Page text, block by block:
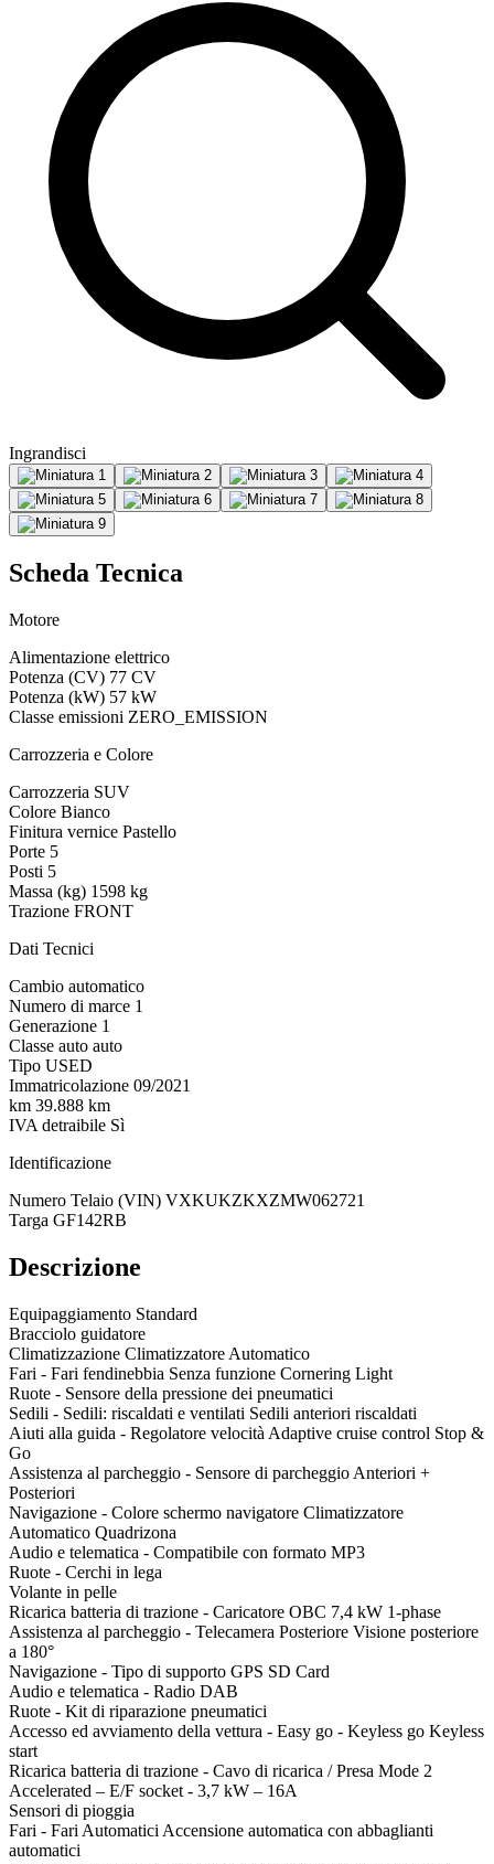
Ingrandisci
Scheda Tecnica
Motore
Alimentazione elettrico
Potenza (CV) 77 CV
Potenza (kW) 57 kW
Classe emissioni ZERO_EMISSION
Carrozzeria e Colore
Carrozzeria SUV
Colore Bianco
Finitura vernice Pastello
Porte 5
Posti 5
Massa (kg) 1598 kg
Trazione FRONT
Dati Tecnici
Cambio automatico
Numero di marce 1
Generazione 1
Classe auto auto
Tipo USED
Immatricolazione 09/2021
km 39.888 km
IVA detraibile Sì
Identificazione
Numero Telaio (VIN) VXKUKZKXZMW062721
Targa GF142RB
Descrizione
Equipaggiamento Standard
Bracciolo guidatore
Climatizzazione Climatizzatore Automatico
Fari - Fari fendinebbia Senza funzione Cornering Light
Ruote - Sensore della pressione dei pneumatici
Sedili - Sedili: riscaldati e ventilati Sedili anteriori riscaldati
Aiuti alla guida - Regolatore velocità Adaptive cruise control Stop &
Go
Assistenza al parcheggio - Sensore di parcheggio Anteriori +
Posteriori
Navigazione - Colore schermo navigatore Climatizzatore
Automatico Quadrizona
Audio e telematica - Compatibile con formato MP3
Ruote - Cerchi in lega
Volante in pelle
Ricarica batteria di trazione - Caricatore OBC 7,4 kW 1-phase
Assistenza al parcheggio - Telecamera Posteriore Visione posteriore
a 180°
Navigazione - Tipo di supporto GPS SD Card
Audio e telematica - Radio DAB
Ruote - Kit di riparazione pneumatici
Accesso ed avviamento della vettura - Easy go - Keyless go Keyless
start
Ricarica batteria di trazione - Cavo di ricarica / Presa Mode 2
Accelerated – E/F socket - 3,7 kW – 16A
Sensori di pioggia
Fari - Fari Automatici Accensione automatica con abbaglianti
automatici